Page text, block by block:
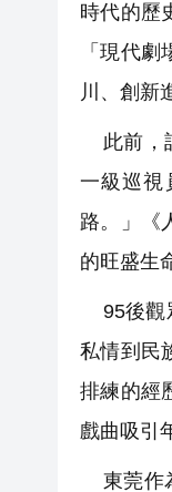
時代的歷
「現代
川、創新
此前，
一級巡視
路。」《
的旺盛生
95後觀
私情到民
排練的經
戲曲吸引
東莞作